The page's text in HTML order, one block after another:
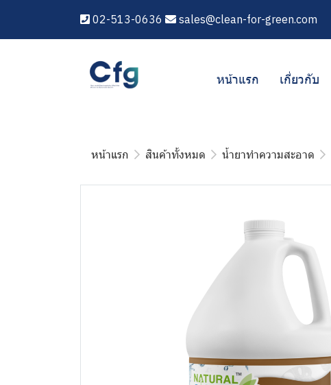
02-513-0636 sales@clean-for-green.com
หน้าแรก เกี่ยวกับ
หน้าแรก สินค้าทั้งหมด น้ำยาทำความสะอาด